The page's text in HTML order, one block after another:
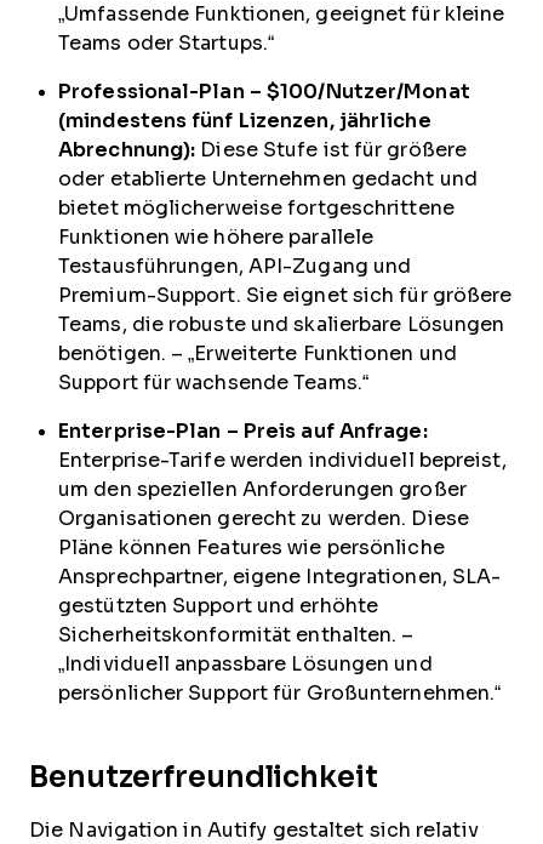
„Umfassende Funktionen, geeignet für kleine
Teams oder Startups.“
Professional-Plan – $100/Nutzer/Monat
(mindestens fünf Lizenzen, jährliche
Abrechnung): Diese Stufe ist für größere
oder etablierte Unternehmen gedacht und
bietet möglicherweise fortgeschrittene
Funktionen wie höhere parallele
Testausführungen, API-Zugang und
Premium-Support. Sie eignet sich für größere
Teams, die robuste und skalierbare Lösungen
benötigen. – „Erweiterte Funktionen und
Support für wachsende Teams.“
Enterprise-Plan – Preis auf Anfrage:
Enterprise-Tarife werden individuell bepreist,
um den speziellen Anforderungen großer
Organisationen gerecht zu werden. Diese
Pläne können Features wie persönliche
Ansprechpartner, eigene Integrationen, SLA-
gestützten Support und erhöhte
Sicherheitskonformität enthalten. –
„Individuell anpassbare Lösungen und
persönlicher Support für Großunternehmen.“
Benutzerfreundlichkeit
Die Navigation in Autify gestaltet sich relativ